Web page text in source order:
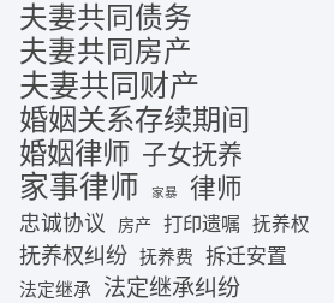
夫妻共同债务
夫妻共同房产
夫妻共同财产
婚姻关系存续期间
婚姻律师 子女抚养
家事律师 家暴 律师
忠诚协议 房产 打印遗嘱 抚养权
抚养权纠纷 抚养费 拆迁安置
法定继承 法定继承纠纷